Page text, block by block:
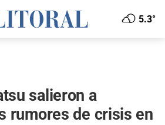
5.3°
salieron a
rumores de crisis en